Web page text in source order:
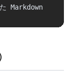
Markdown